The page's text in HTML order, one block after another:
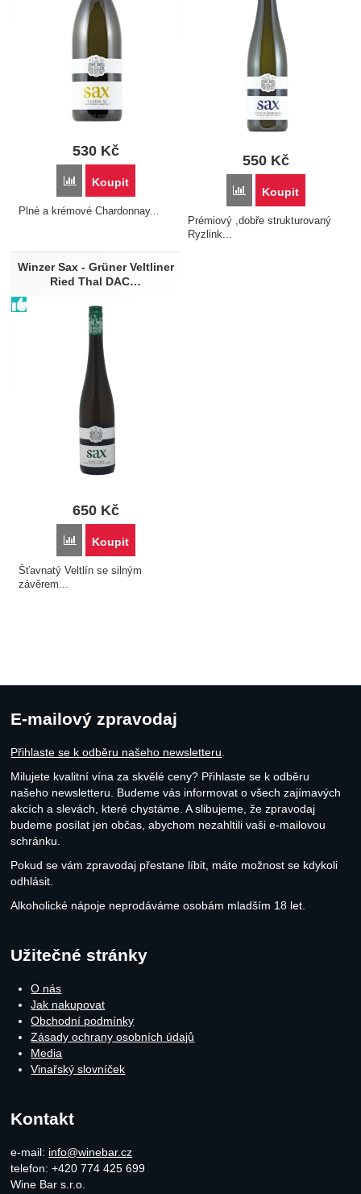
530 Kč
Přidat 'Kamptal - Winzer Sax - Chardonnay barrique 2024
Koupit
Plné a krémové Chardonnay...
550 Kč
Přidat 'Kamptal -
Koupit
Prémiový ,dobře strukturovaný
Ryzlink...
Winzer Sax - Grüner Veltliner
Ried Thal DAC…
650 Kč
Přidat 'Winzer Sax - Grüner Veltliner Ried Thal DAC
Koupit
Šťavnatý Veltlín se silným
závěrem...
E-mailový zpravodaj
Přihlaste se k odběru našeho newsletteru
Milujete kvalitní vína za skvělé ceny? Přihlaste se k odběru
našeho newsletteru. Budeme vás informovat o všech zajímavých
akcích a slevách, které chystáme. A slibujeme, že zpravodaj
budeme posílat jen občas, abychom nezahltili vaši e-mailovou
schránku.
Pokud se vám zpravodaj přestane líbit, máte možnost se kdykoli
odhlásit.
Alkoholické nápoje neprodáváme osobám mladším 18 let.
Užitečné stránky
O nás
Jak nakupovat
Obchodní podmínky
Zásady ochrany osobních údajů
Media
Vinařský slovníček
Kontakt
e-mail: info@winebar.cz
telefon: +420 774 425 699
Wine Bar s.r.o.